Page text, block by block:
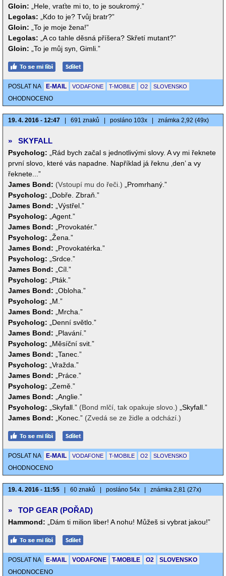
Gloin:
„Hele, vraťte mi to, to je soukromý.”
Legolas:
„Kdo to je? Tvůj bratr?”
Gloin:
„To je moje žena!”
Legolas:
„A co tahle děsná příšera? Skřetí mutant?”
Gloin:
„To je můj syn, Gimli.”
POSLAT NA E-MAIL VODAFONE T-MOBILE O2 SLOVENSKO
OHODNOCENO
19. 4. 2016 - 12:47 691 znaků posláno 103x známka 2,92 (49x)
» SKYFALL
Psycholog:
„Rád bych začal s jednotlivými slovy. A vy mi řeknete
první slovo, které vás napadne. Například já řeknu ‚den’ a vy
řeknete...”
James Bond: (Vstoupí mu do řeči.)
„Promrhaný.”
Psycholog:
„Dobře. Zbraň.”
James Bond:
„Výstřel.”
Psycholog:
„Agent.”
James Bond:
„Provokatér.”
Psycholog:
„Žena.”
James Bond:
„Provokatérka.”
Psycholog:
„Srdce.”
James Bond:
„Cíl.”
Psycholog:
„Pták.”
James Bond:
„Obloha.”
Psycholog:
„M.”
James Bond:
„Mrcha.”
Psycholog:
„Denní světlo.”
James Bond:
„Plavání.”
Psycholog:
„Měsíční svit.”
James Bond:
„Tanec.”
Psycholog:
„Vražda.”
James Bond:
„Práce.”
Psycholog:
„Země.”
James Bond:
„Anglie.”
Psycholog:
„Skyfall.” (Bond mlčí, tak opakuje slovo.)
„Skyfall.”
James Bond:
„Konec.” (Zvedá se ze židle a odchází.)
POSLAT NA E-MAIL VODAFONE T-MOBILE O2 SLOVENSKO
OHODNOCENO
19. 4. 2016 - 11:55 60 znaků posláno 54x známka 2,81 (27x)
» TOP GEAR (POŘAD)
Hammond: „Dám ti milion liber! A nohu! Můžeš si vybrat jakou!”
POSLAT NA E-MAIL VODAFONE T-MOBILE O2
SLOVENSKO
OHODNOCENO